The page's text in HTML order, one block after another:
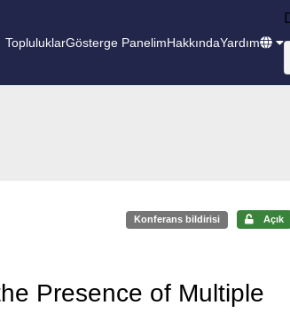
TopluluklarGösterge PanelimHakkındaYardım
Konferans bildirisi Açık
Presence of Multiple